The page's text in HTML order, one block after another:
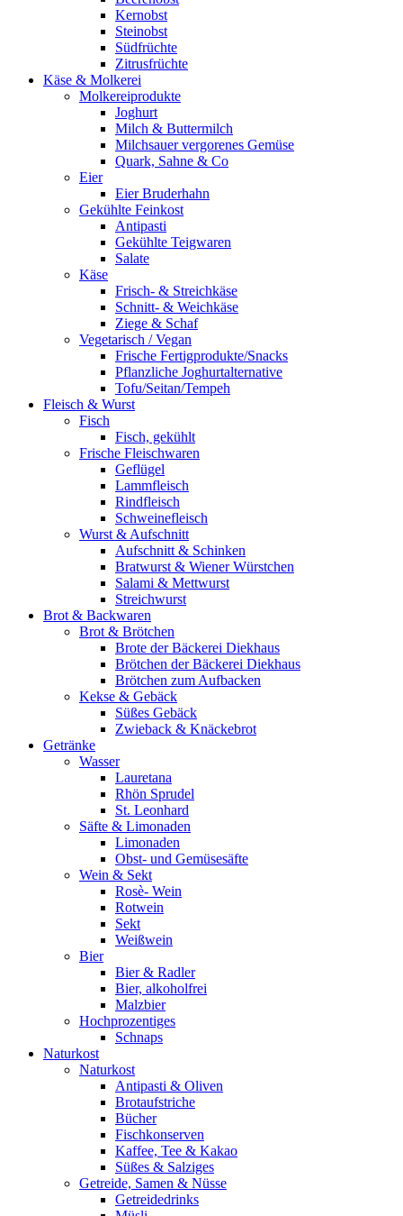
Kernobst
Steinobst
Südfrüchte
Zitrusfrüchte
Käse & Molkerei
Molkereiprodukte
Joghurt
Milch & Buttermilch
Milchsauer vergorenes Gemüse
Quark, Sahne & Co
Eier
Eier Bruderhahn
Gekühlte Feinkost
Antipasti
Gekühlte Teigwaren
Salate
Käse
Frisch- & Streichkäse
Schnitt- & Weichkäse
Ziege & Schaf
Vegetarisch / Vegan
Frische Fertigprodukte/Snacks
Pflanzliche Joghurtalternative
Tofu/Seitan/Tempeh
Fleisch & Wurst
Fisch
Fisch, gekühlt
Frische Fleischwaren
Geflügel
Lammfleisch
Rindfleisch
Schweinefleisch
Wurst & Aufschnitt
Aufschnitt & Schinken
Bratwurst & Wiener Würstchen
Salami & Mettwurst
Streichwurst
Brot & Backwaren
Brot & Brötchen
Brote der Bäckerei Diekhaus
Brötchen der Bäckerei Diekhaus
Brötchen zum Aufbacken
Kekse & Gebäck
Süßes Gebäck
Zwieback & Knäckebrot
Getränke
Wasser
Lauretana
Rhön Sprudel
St. Leonhard
Säfte & Limonaden
Limonaden
Obst- und Gemüsesäfte
Wein & Sekt
Rosè- Wein
Rotwein
Sekt
Weißwein
Bier
Bier & Radler
Bier, alkoholfrei
Malzbier
Hochprozentiges
Schnaps
Naturkost
Naturkost
Antipasti & Oliven
Brotaufstriche
Bücher
Fischkonserven
Kaffee, Tee & Kakao
Süßes & Salziges
Getreide, Samen & Nüsse
Getreidedrinks